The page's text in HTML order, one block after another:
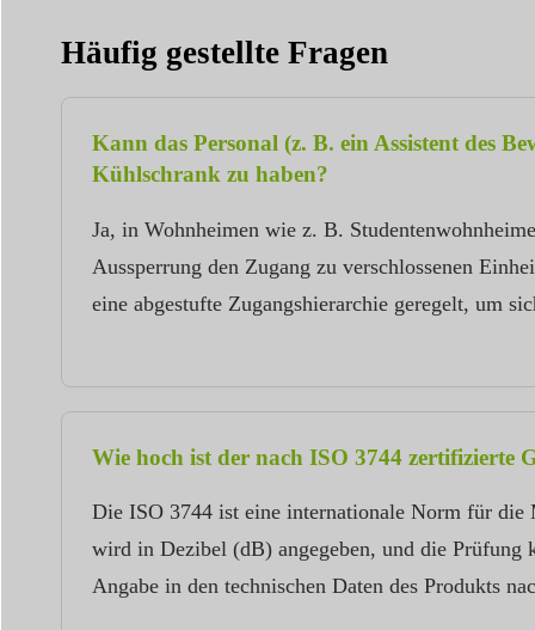
Häufig gestellte Fragen
Kann das Personal (z. B. ein Assistent des
Kühlschrank zu haben?
Ja, in Wohnheimen wie z. B.
Aussperrung den Zugang zu verschlossenen
eine abgestufte Zugangshierarchie geregelt, um
Wie hoch ist der nach ISO 3744 zertifizierte
Die ISO 3744 ist eine internationale Norm für die
wird in Dezibel (dB) angegeben, und die Prüfung
Angabe in den technischen Daten des Produkts